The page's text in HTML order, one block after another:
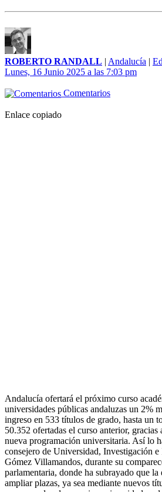
ROBERTO RANDALL | Andalucía |
Lunes, 16 Junio 2025 a las 7:03 pm
Comentarios
Enlace copiado
Andalucía ofertará el próximo curso
universidades públicas andaluzas un 2%
ingreso en 533 títulos de grado, hasta un
50.352 ofertadas el curso anterior,
nueva programación universitaria. Así lo
consejero de Universidad, Investigación
Gómez Villamandos, durante su
parlamentaria, donde ha subrayado que la
ampliar plazas, ya sea mediante nuevos